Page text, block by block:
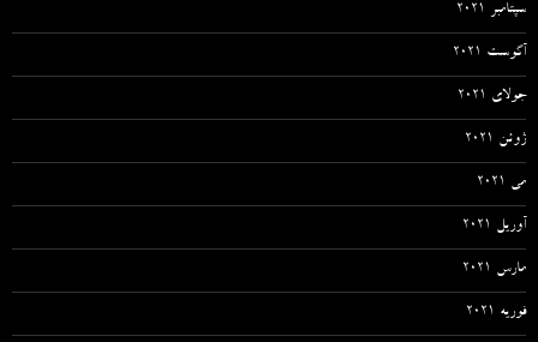
سپتامبر 2021
آگوست 2021
جولای 2021
ژوئن 2021
می 2021
آوریل 2021
مارس 2021
فوریه 2021